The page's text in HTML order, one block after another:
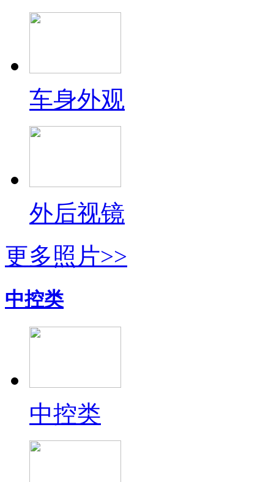
车身外观
外后视镜
更多照片>>
中控类
中控类